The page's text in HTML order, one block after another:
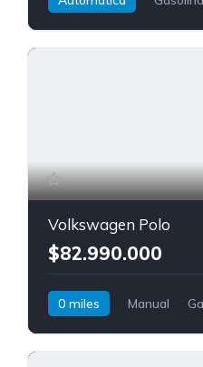
Volkswagen Polo
$82.990.000
0 miles Manual